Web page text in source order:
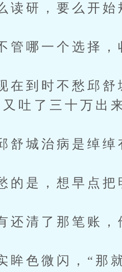
研，要么开始
哪一个选择，
到时不愁邱舒
吐了三十万出
城治病是绰绰
是，想早点把
清了那笔账，
色微闪，“那就